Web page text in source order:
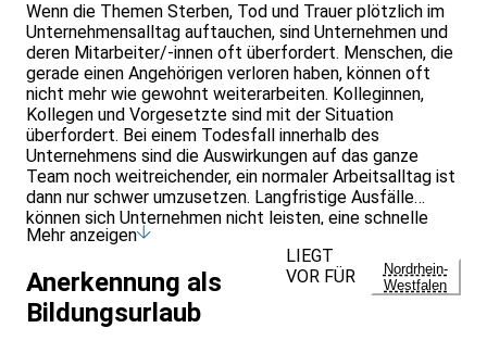
Wenn die Themen Sterben, Tod und Trauer plötzlich im
Unternehmensalltag auftauchen, sind Unternehmen und
deren Mitarbeiter/-innen oft überfordert. Menschen, die
gerade einen Angehörigen verloren haben, können oft
nicht mehr wie gewohnt weiterarbeiten. Kolleginnen,
Kollegen und Vorgesetzte sind mit der Situation
überfordert. Bei einem Todesfall innerhalb des
Unternehmens sind die Auswirkungen auf das ganze
Team noch weitreichender, ein normaler Arbeitsalltag ist
dann nur schwer umzusetzen. Langfristige Ausfälle
können sich Unternehmen nicht leisten, eine schnelle
Krisenintervention kann notwendig sein. Trauerbegleitung
kann dabei helfen, mit der Trauer individuell und im
eigenen Tempo umzugehen. Blockaden können abgebaut
und Sprachlosigkeit kann überwunden werden. Die
Kommunikation innerhalb des Teams über die Situation
Mehr anzeigen
Anerkennung als
Bildungsurlaub
LIEGT
VOR FÜR
Nordrhein-
Westfalen